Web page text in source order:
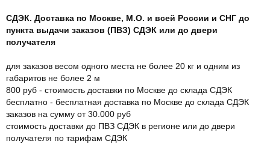
СДЭК. Доставка по Москве, М.О. и всей России и СНГ до
пункта выдачи заказов (ПВЗ) СДЭК или до двери
получателя
для заказов весом одного места не более 20 кг и одним из
габаритов не более 2 м
800 руб - стоимость доставки по Москве до склада СДЭК
бесплатно - бесплатная доставка по Москве до склада СДЭК
заказов на сумму от 30.000 руб
стоимость доставки до ПВЗ СДЭК в регионе или до двери
получателя по тарифам СДЭК